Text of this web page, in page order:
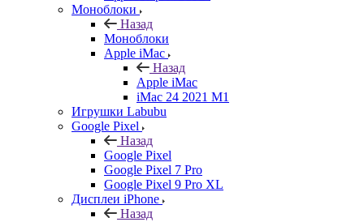
Моноблоки
Назад
Моноблоки
Apple iMac
Назад
Apple iMac
iMac 24 2021 M1
Игрушки Labubu
Google Pixel
Назад
Google Pixel
Google Pixel 7 Pro
Google Pixel 9 Pro XL
Дисплеи iPhone
Назад